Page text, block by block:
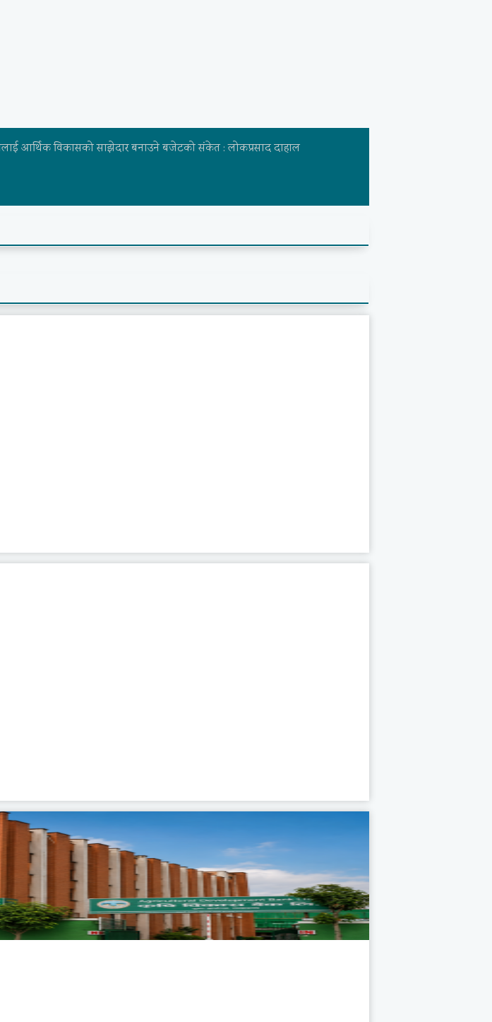
आर्थिक विकासको साझेदार बनाउने बजेटको संकेत : लोकप्रसाद दाहाल